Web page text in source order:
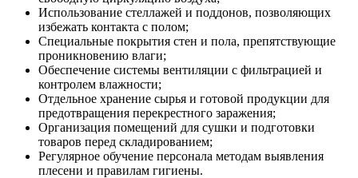
Использование стеллажей и поддонов, позволяющих
избежать контакта с полом;
Специальные покрытия стен и пола, препятствующие
проникновению влаги;
Обеспечение системы вентиляции с фильтрацией и
контролем влажности;
Отдельное хранение сырья и готовой продукции для
предотвращения перекрестного заражения;
Организация помещений для сушки и подготовки
товаров перед складированием;
Регулярное обучение персонала методам выявления
плесени и правилам гигиены.